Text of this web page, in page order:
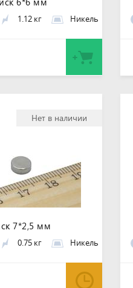
1.12 кг Никель
Нет в наличии
7*2,5 мм
0.75 кг Никель